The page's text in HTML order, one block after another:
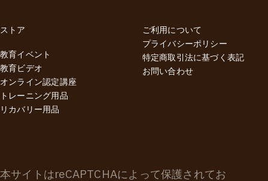
ストア
教育イベント
教育ビデオ
オンライン認定講座
トレーニング用品
リカバリー用品
ご利用について
プライバシーポリシー
特定商取引法に基づく表記
お問い合わせ
本サイトはreCAPTCHAによって保護されてお